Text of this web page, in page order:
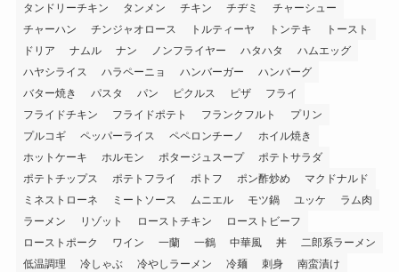
タンドリーチキン
タンメン チキン チヂミ
チャーシュー
チャーハン
チンジャオロース トルティーヤ トンテキ
トースト
ドリア
ナムル ナン ノンフライヤー ハタハタ
ハムエッグ
ハヤシライス
ハラペーニョ ハンバーガー
ハンバーグ
バター焼き
パスタ パン ピクルス ピザ
フライ
フライドチキン
フライドポテト フランクフルト
プリン
プルコギ
ペッパーライス ペペロンチーノ
ホイル焼き
ホットケーキ
ホルモン ポタージュスープ
ポテトサラダ
ポテトチップス
ポテトフライ ポトフ ポン酢炒め
マクドナルド
ミネストローネ
ミートソース ムニエル モツ鍋 ユッケ
ラム肉
ラーメン
リゾット ローストチキン
ローストビーフ
ローストポーク
ワイン 一蘭 一鶴 中華風 丼
二郎系ラーメン
低温調理
冷しゃぶ 冷やしラーメン 冷麺 刺身
南蛮漬け